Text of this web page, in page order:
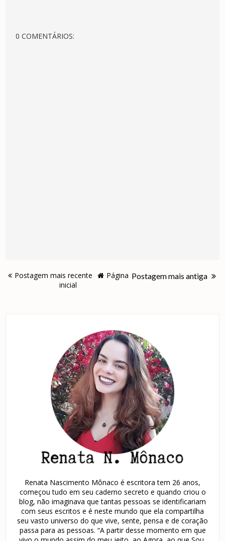
0 COMENTÁRIOS:
Postagem mais recente Postagem mais antiga
Página
inicial
Renata Nascimento Mônaco é escritora tem 26 anos,
começou tudo em seu caderno secreto e quando criou o
blog, não imaginava que tantas pessoas se identificariam
com seus escritos e é neste mundo que ela compartilha
seu vasto universo do que vive, sente, pensa e de coração
passa para as pessoas. “A partir desse momento em que